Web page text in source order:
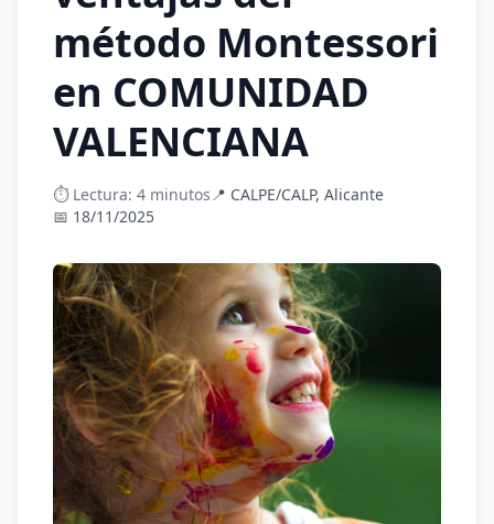
método Montessori
en COMUNIDAD
VALENCIANA
⏱️ Lectura: 4 minutos📍 CALPE/CALP, Alicante
📅 18/11/2025